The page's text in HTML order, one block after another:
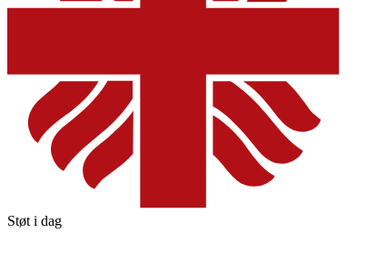
Støt i dag